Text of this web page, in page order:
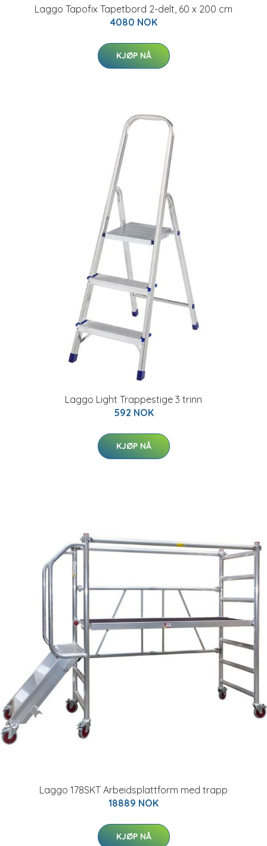
Laggo Tapofix Tapetbord 2-delt, 60 x 200 cm
4080 NOK
KJØP NÅ
Laggo Light Trappestige 3 trinn
592 NOK
KJØP NÅ
Laggo 178SKT Arbeidsplattform med trapp
18889 NOK
KJØP NÅ